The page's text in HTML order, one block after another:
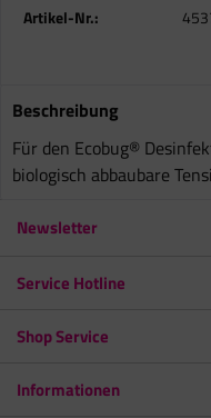
Artikel-Nr.:
Beschreibung
Für den Ecobug®
biologisch abbaubare
Newsletter
Service Hotline
Shop Service
Informationen